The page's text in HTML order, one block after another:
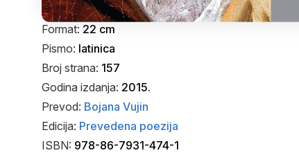
Format: 22 cm
Pismo: latinica
Broj strana: 157
Godina izdanja: 2015.
Prevod: Bojana Vujin
Edicija: Prevedena poezija
ISBN: 978-86-7931-474-1